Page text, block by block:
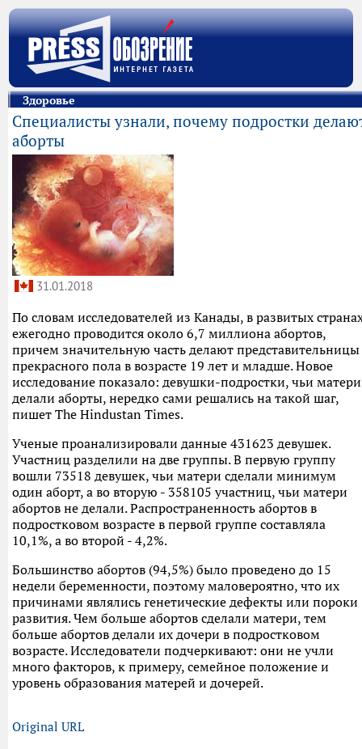
Здоровье
Специалисты узнали, почему подростки
аборты
31.01.2018
По словам исследователей из Канады, в развитых
ежегодно проводится около 6,7 миллиона абортов,
причем значительную часть делают представительницы
прекрасного пола в возрасте 19 лет и младше. Новое
исследование показало: девушки-подростки, чьи матери
делали аборты, нередко сами решались на такой шаг,
пишет The Hindustan Times.
Ученые проанализировали данные 431623 девушек.
Участниц разделили на две группы. В первую группу
вошли 73518 девушек, чьи матери сделали минимум
один аборт, а во вторую - 358105 участниц, чьи матери
абортов не делали. Распространенность абортов в
подростковом возрасте в первой группе составляла
10,1%, а во второй - 4,2%.
Большинство абортов (94,5%) было проведено до 15
недели беременности, поэтому маловероятно, что их
причинами являлись генетические дефекты или пороки
развития. Чем больше абортов сделали матери, тем
больше абортов делали их дочери в подростковом
возрасте. Исследователи подчеркивают: они не учли
много факторов, к примеру, семейное положение и
уровень образования матерей и дочерей.
Original URL